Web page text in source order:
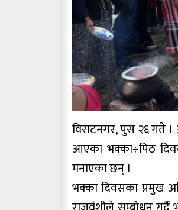
विराटनगर, पुस २६ गते
आएका भक्का÷पिठ
मनाएका छन् ।
भक्का दिवसका प्रमुख